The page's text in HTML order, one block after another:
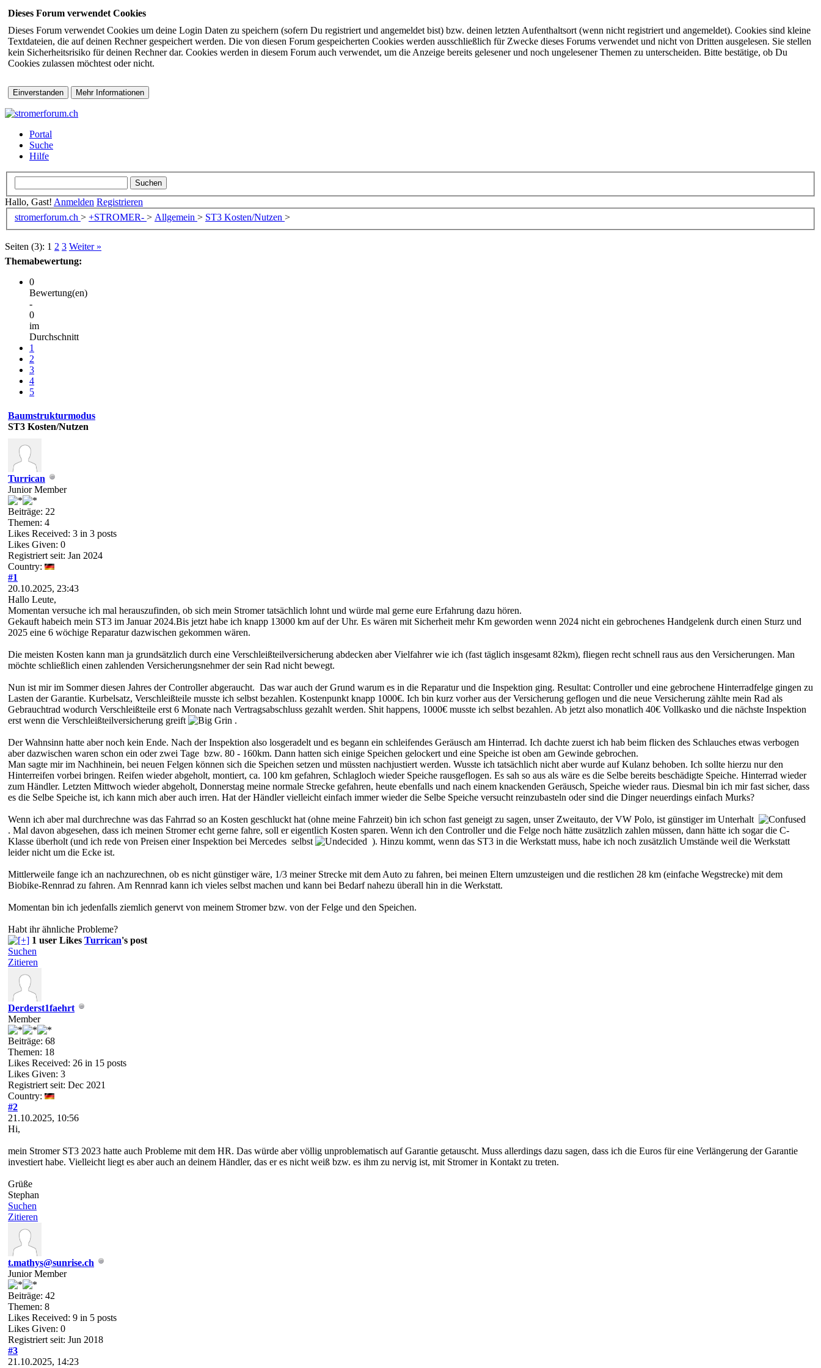
Dieses Forum verwendet Cookies
Dieses Forum verwendet Cookies um deine Login Daten zu speichern (sofern Du registriert und angemeldet bist) bzw. deinen letzten Aufenthaltsort (wenn nicht registriert und angemeldet). Cookies sind kleine
Textdateien, die auf deinen Rechner gespeichert werden. Die von diesen Forum gespeicherten Cookies werden ausschließlich für Zwecke dieses Forums verwendet und nicht von Dritten ausgelesen. Sie stellen
kein Sicherheitsrisiko für deinen Rechner dar. Cookies werden in diesem Forum auch verwendet, um die Anzeige bereits gelesener und noch ungelesener Themen zu unterscheiden. Bitte bestätige, ob Du
Cookies zulassen möchtest oder nicht.
Portal
Suche
Hilfe
Hallo, Gast! Anmelden Registrieren
stromerforum.ch > +STROMER- > Allgemein > ST3 Kosten/Nutzen >
Seiten (3): 1 2 3 Weiter »
Themabewertung:
0
Bewertung(en)
-
0
im
Durchschnitt
1
2
3
4
5
Baumstrukturmodus
ST3 Kosten/Nutzen
Turrican
Junior Member
Beiträge: 22
Themen: 4
Likes Received: 3 in 3 posts
Likes Given: 0
Registriert seit: Jan 2024
Country:
#1
20.10.2025, 23:43
Hallo Leute,
Momentan versuche ich mal herauszufinden, ob sich mein Stromer tatsächlich lohnt und würde mal gerne eure Erfahrung dazu hören.
Gekauft habeich mein ST3 im Januar 2024.Bis jetzt habe ich knapp 13000 km auf der Uhr. Es wären mit Sicherheit mehr Km geworden wenn 2024 nicht ein gebrochenes Handgelenk durch einen Sturz und
2025 eine 6 wöchige Reparatur dazwischen gekommen wären.
Die meisten Kosten kann man ja grundsätzlich durch eine Verschleißteilversicherung abdecken aber Vielfahrer wie ich (fast täglich insgesamt 82km), fliegen recht schnell raus aus den Versicherungen. Man
möchte schließlich einen zahlenden Versicherungsnehmer der sein Rad nicht bewegt.
Nun ist mir im Sommer diesen Jahres der Controller abgeraucht. Das war auch der Grund warum es in die Reparatur und die Inspektion ging. Resultat: Controller und eine gebrochene Hinterradfelge gingen zu
Lasten der Garantie. Kurbelsatz, Verschleißteile musste ich selbst bezahlen. Kostenpunkt knapp 1000€. Ich bin kurz vorher aus der Versicherung geflogen und die neue Versicherung zählte mein Rad als
Gebrauchtrad wodurch Verschleißteile erst 6 Monate nach Vertragsabschluss gezahlt werden. Shit happens, 1000€ musste ich selbst bezahlen. Ab jetzt also monatlich 40€ Vollkasko und die nächste Inspektion
erst wenn die Verschleißteilversicherung greift
.
Der Wahnsinn hatte aber noch kein Ende. Nach der Inspektion also losgeradelt und es begann ein schleifendes Geräusch am Hinterrad. Ich dachte zuerst ich hab beim flicken des Schlauches etwas verbogen
aber dazwischen waren schon ein oder zwei Tage bzw. 80 - 160km. Dann hatten sich einige Speichen gelockert und eine Speiche ist oben am Gewinde gebrochen.
Man sagte mir im Nachhinein, bei neuen Felgen können sich die Speichen setzen und müssten nachjustiert werden. Wusste ich tatsächlich nicht aber wurde auf Kulanz behoben. Ich sollte hierzu nur den
Hinterreifen vorbei bringen. Reifen wieder abgeholt, montiert, ca. 100 km gefahren, Schlagloch wieder Speiche rausgeflogen. Es sah so aus als wäre es die Selbe bereits beschädigte Speiche. Hinterrad wieder
zum Händler. Letzten Mittwoch wieder abgeholt, Donnerstag meine normale Strecke gefahren, heute ebenfalls und nach einem knackenden Geräusch, Speiche wieder raus. Diesmal bin ich mir fast sicher, dass
es die Selbe Speiche ist, ich kann mich aber auch irren. Hat der Händler vielleicht einfach immer wieder die Selbe Speiche versucht reinzubasteln oder sind die Dinger neuerdings einfach Murks?
Wenn ich aber mal durchrechne was das Fahrrad so an Kosten geschluckt hat (ohne meine Fahrzeit) bin ich schon fast geneigt zu sagen, unser Zweitauto, der VW Polo, ist günstiger im Unterhalt
. Mal davon abgesehen, dass ich meinen Stromer echt gerne fahre, soll er eigentlich Kosten sparen. Wenn ich den Controller und die Felge noch hätte zusätzlich zahlen müssen, dann hätte ich sogar die C-
Klasse überholt (und ich rede von Preisen einer Inspektion bei Mercedes selbst
). Hinzu kommt, wenn das ST3 in die Werkstatt muss, habe ich noch zusätzlich Umstände weil die Werkstatt
leider nicht um die Ecke ist.
Mittlerweile fange ich an nachzurechnen, ob es nicht günstiger wäre, 1/3 meiner Strecke mit dem Auto zu fahren, bei meinen Eltern umzusteigen und die restlichen 28 km (einfache Wegstrecke) mit dem
Biobike-Rennrad zu fahren. Am Rennrad kann ich vieles selbst machen und kann bei Bedarf nahezu überall hin in die Werkstatt.
Momentan bin ich jedenfalls ziemlich genervt von meinem Stromer bzw. von der Felge und den Speichen.
Habt ihr ähnliche Probleme?
1 user Likes Turrican's post
Suchen
Zitieren
Derderst1faehrt
Member
Beiträge: 68
Themen: 18
Likes Received: 26 in 15 posts
Likes Given: 3
Registriert seit: Dec 2021
Country:
#2
21.10.2025, 10:56
Hi,
mein Stromer ST3 2023 hatte auch Probleme mit dem HR. Das würde aber völlig unproblematisch auf Garantie getauscht. Muss allerdings dazu sagen, dass ich die Euros für eine Verlängerung der Garantie
investiert habe. Vielleicht liegt es aber auch an deinem Händler, das er es nicht weiß bzw. es ihm zu nervig ist, mit Stromer in Kontakt zu treten.
Grüße
Stephan
Suchen
Zitieren
t.mathys@sunrise.ch
Junior Member
Beiträge: 42
Themen: 8
Likes Received: 9 in 5 posts
Likes Given: 0
Registriert seit: Jun 2018
#3
21.10.2025, 14:23